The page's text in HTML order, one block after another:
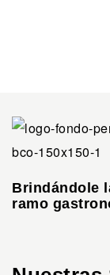
Brindándole
ramo